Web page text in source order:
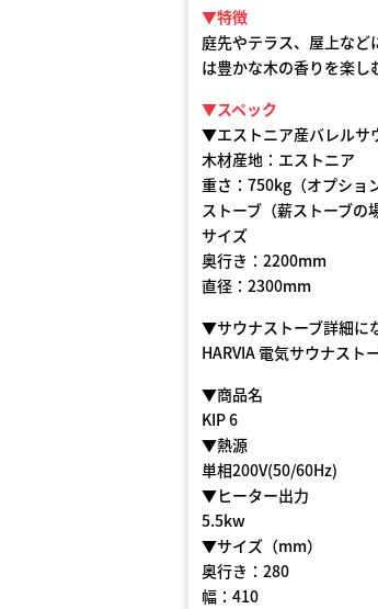
▼特徴
庭先やテラス、屋上な
は豊かな木の香りを楽し
▼スペック
▼エストニア産バレルサ
木材産地：エストニア
重さ：750kg（オプショ
ストーブ（薪ストーブの
サイズ
奥行き：2200mm
直径：2300mm
▼サウナストーブ詳細に
HARVIA 電気サウナスト
▼商品名
KIP 6
▼熱源
単相200V(50/60Hz)
▼ヒーター出力
5.5kw
▼サイズ（mm）
奥行き：280
幅：410